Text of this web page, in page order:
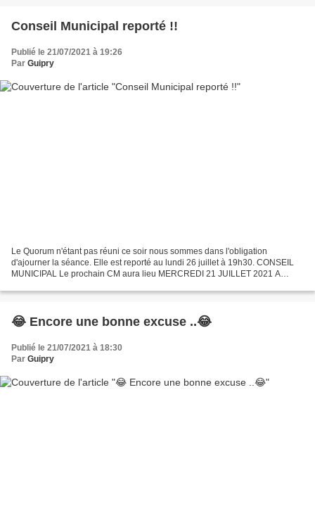
Conseil Municipal reporté !!
Publié le 21/07/2021 à 19:26
Par Guipry
Le Quorum n'étant pas réuni ce soir nous sommes dans l'obligation
d'ajourner la séance. Elle est reporté au lundi 26 juillet à 19h30. CONSEIL
MUNICIPAL Le prochain CM aura lieu MERCREDI 21 JUILLET 2021 A
😂 Encore une bonne excuse ..😂
Publié le 21/07/2021 à 18:30
Par Guipry